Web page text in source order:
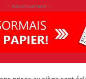
- Advertisement -